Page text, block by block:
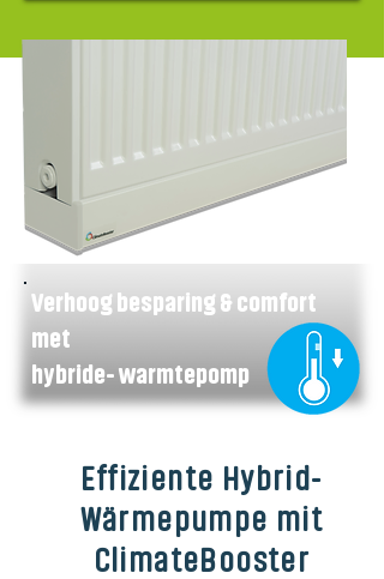
Verhoog besparing & comfort
met
hybride- warmtepomp
Effiziente Hybrid-
Wärmepumpe mit
ClimateBooster